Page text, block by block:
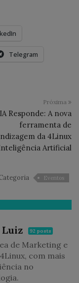
Telegram
Próxima
Responde: A nova
ferramenta de
da 4Linux
Artificial
Eventos
Luiz 92 posts
de Marketing e
com mais
no